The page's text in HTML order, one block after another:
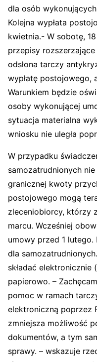
dla osób
Kolejna wypłata
kwietnia.- W sobotę,
przepisy
odsłona tarczy
wypłatę postojowego,
Warunkiem będzie
osoby wykonującej
sytuacja materialna
wniosku nie uległa
W przypadku
samozatrudnionych
granicznej kwoty
postojowego mogą
zleceniobiorcy, którzy
marcu. Wcześniej
umowy przed 1
dla
składać elektronicznie
papierowo. –
pomoc w ramach
elektroniczną poprzez
zmniejsza możliwość
dokumentów, a tym
sprawy. – wskazuje